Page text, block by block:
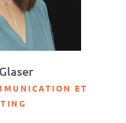
ET